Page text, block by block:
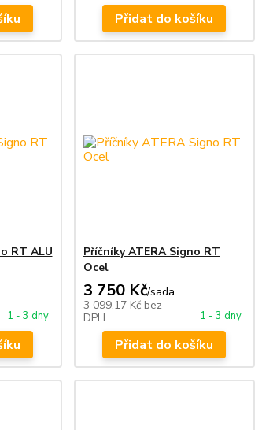
Přidat do košíku
RT ALU
1 - 3 dny
Příčníky ATERA Signo RT
Ocel
3 750 Kč/sada
3 099,17 Kč bez
DPH
1 - 3 dny
Přidat do košíku